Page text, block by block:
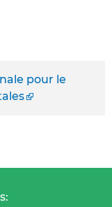
pour le